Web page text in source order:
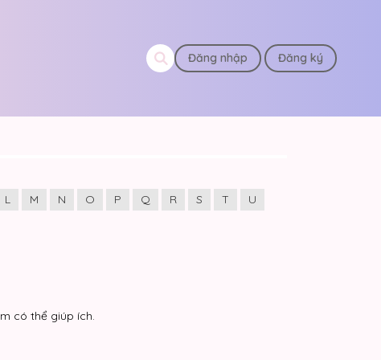
Đăng nhập Đăng ký
L M N O P Q R S T
U
có thể giúp ích.